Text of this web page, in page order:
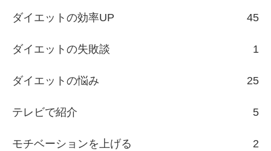
ダイエットの効率UP 45
ダイエットの失敗談 1
ダイエットの悩み 25
テレビで紹介 5
モチベーションを上げる 2